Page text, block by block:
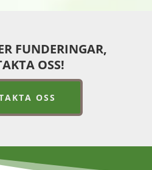
FUNDERINGAR,
OSS!
OSS